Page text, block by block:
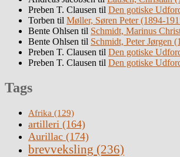
Preben T. Clausen til Den gotiske
Torben til Møller, Søren Peter (1894-
Bente Ohlsen til Schmidt, Marinus
Bente Ohlsen til Schmidt, Peter Jørgen
Preben T. Clausen til Den gotiske
Preben T. Clausen til Den gotiske
Tags
Afrika (129)
artilleri (164)
Aurillac (174)
brevveksling (236)